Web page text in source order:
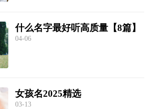
什么名字最好听高质量【8篇】
04-06
女孩名2025精选
03-13